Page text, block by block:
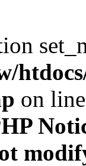
on